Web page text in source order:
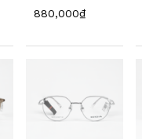
880,000₫